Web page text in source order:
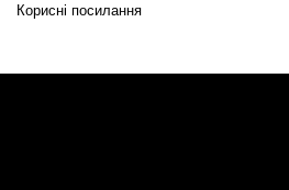
Корисні посилання